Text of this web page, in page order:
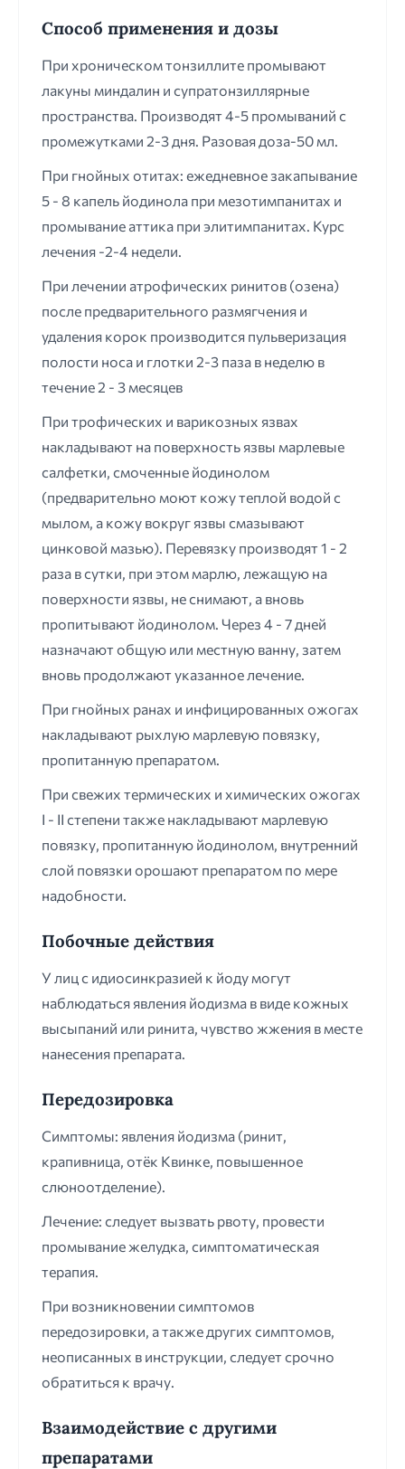
Способ применения и дозы
При хроническом тонзиллите промывают
лакуны миндалин и супратонзиллярные
пространства. Производят 4-5 промываний с
промежутками 2-3 дня. Разовая доза-50 мл.
При гнойных отитах: ежедневное закапывание
5 - 8 капель йодинола при мезотимпанитах и
промывание аттика при элитимпанитах. Курс
лечения -2-4 недели.
При лечении атрофических ринитов (озена)
после предварительного размягчения и
удаления корок производится пульверизация
полости носа и глотки 2-3 паза в неделю в
течение 2 - 3 месяцев
При трофических и варикозных язвах
накладывают на поверхность язвы марлевые
салфетки, смоченные йодинолом
(предварительно моют кожу теплой водой с
мылом, а кожу вокруг язвы смазывают
цинковой мазью). Перевязку производят 1 - 2
раза в сутки, при этом марлю, лежащую на
поверхности язвы, не снимают, а вновь
пропитывают йодинолом. Через 4 - 7 дней
назначают общую или местную ванну, затем
вновь продолжают указанное лечение.
При гнойных ранах и инфицированных ожогах
накладывают рыхлую марлевую повязку,
пропитанную препаратом.
При свежих термических и химических ожогах
I - II степени также накладывают марлевую
повязку, пропитанную йодинолом, внутренний
слой повязки орошают препаратом по мере
надобности.
Побочные действия
У лиц с идиосинкразией к йоду могут
наблюдаться явления йодизма в виде кожных
высыпаний или ринита, чувство жжения в месте
нанесения препарата.
Передозировка
Симптомы: явления йодизма (ринит,
крапивница, отёк Квинке, повышенное
слюноотделение).
Лечение: следует вызвать рвоту, провести
промывание желудка, симптоматическая
терапия.
При возникновении симптомов
передозировки, а также других симптомов,
неописанных в инструкции, следует срочно
обратиться к врачу.
Взаимодействие с другими
препаратами